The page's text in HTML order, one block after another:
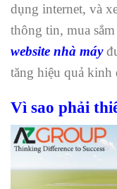
dụng internet, và
thông tin, mua
website nhà máy
tăng hiệu quả kinh
Vì sao phải